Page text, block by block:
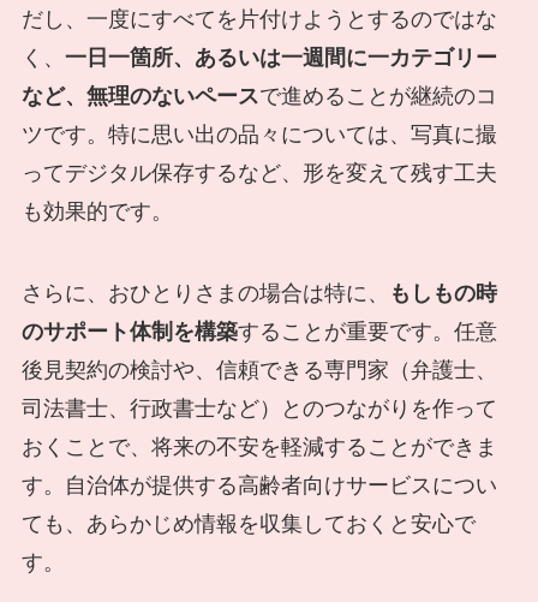
だし、一度にすべてを片付けようとするのではな
く、 一日一箇所、あるいは一週間に一カテゴリー
など、無理のないペースで進めることが継続のコ
ツです。特に思い出の品々については、写真に撮
ってデジタル保存するなど、形を変えて残す工夫
も効果的です。
さらに、おひとりさまの場合は特に、
もしもの時
のサポート体制を構築することが重要です。任意
後見契約の検討や、信頼できる専門家（弁護士、
司法書士、行政書士など）とのつながりを作って
おくことで、将来の不安を軽減することができま
す。自治体が提供する高齢者向けサービスについ
ても、あらかじめ情報を収集しておくと安心で
す。